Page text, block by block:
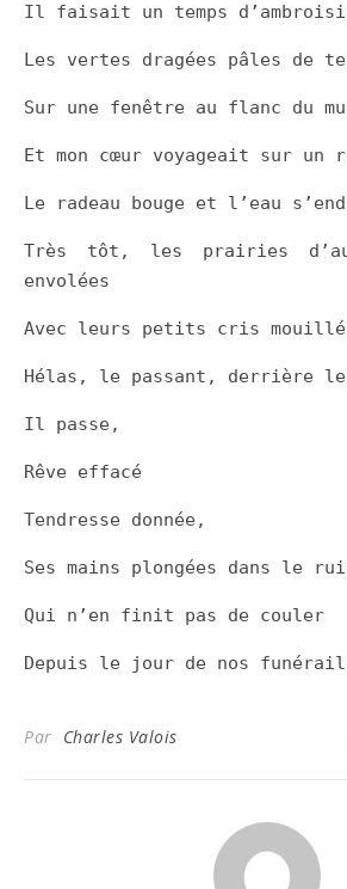
Il faisait un temps
Les vertes dragées pâles de
Sur une fenêtre au flanc du
Et mon cœur voyageait sur un
Le radeau bouge et l’eau
Très tôt, les prairies
envolées
Avec leurs petits cris
Hélas, le passant, derrière
Il passe,
Rêve effacé
Tendresse donnée,
Ses mains plongées dans le
Qui n’en finit pas de couler
Depuis le jour de nos
Par Charles Valois